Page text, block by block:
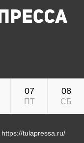
07
ПТ
08
СБ
https://tulapressa.ru/